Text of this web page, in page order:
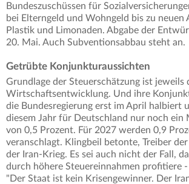
Bundeszuschüssen für
bei Elterngeld und Wohngeld bis zu neuen
Plastik und Limonaden. Abgabe der
20. Mai. Auch Subventionsabbau steht an.
Getrübte Konjunkturaussichten
Grundlage der Steuerschätzung ist jeweils
Wirtschaftsentwicklung. Und ihre
die Bundesregierung erst im April halbiert
diesem Jahr für Deutschland nur noch ein
von 0,5 Prozent. Für 2027 werden 0,9
veranschlagt. Klingbeil betonte, Treiber
der Iran-Krieg. Es sei auch nicht der Fall,
durch höhere Steuereinnahmen profitiere
"Der Staat ist kein Krisengewinner. Der